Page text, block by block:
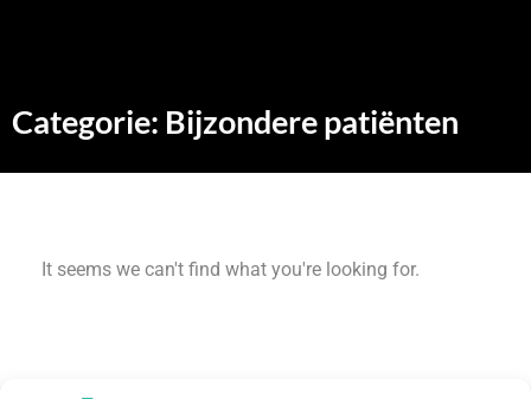
Categorie: Bijzondere patiënten
It seems we can't find what you're looking for.